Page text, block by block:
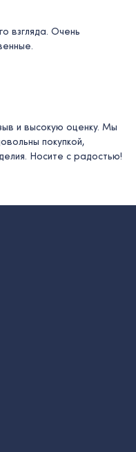
взгляда. Очень
и высокую оценку. Мы
покупкой,
Носите с радостью!